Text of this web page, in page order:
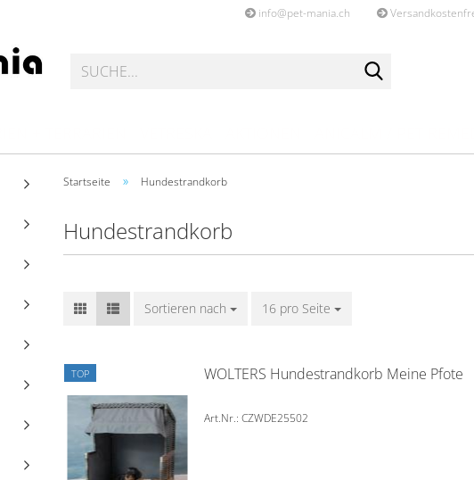
info@pet-mania.ch
Startseite » Hundestrandkorb
Hundestrandkorb
Sortieren nach 16 pro Seite
TOP WOL­TERS Hun­de­strand­korb Meine Pfote
Art.Nr.: CZWDE25502